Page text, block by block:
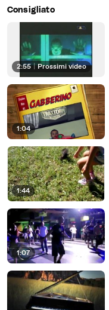
Consigliato
2:55 | Prossimi video
1:04
1:44
1:07